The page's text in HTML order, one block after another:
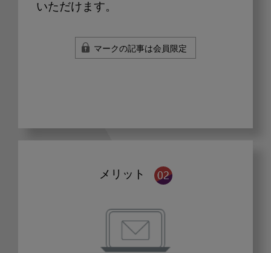
いただけます。
マークの記事は会員限定
メリット